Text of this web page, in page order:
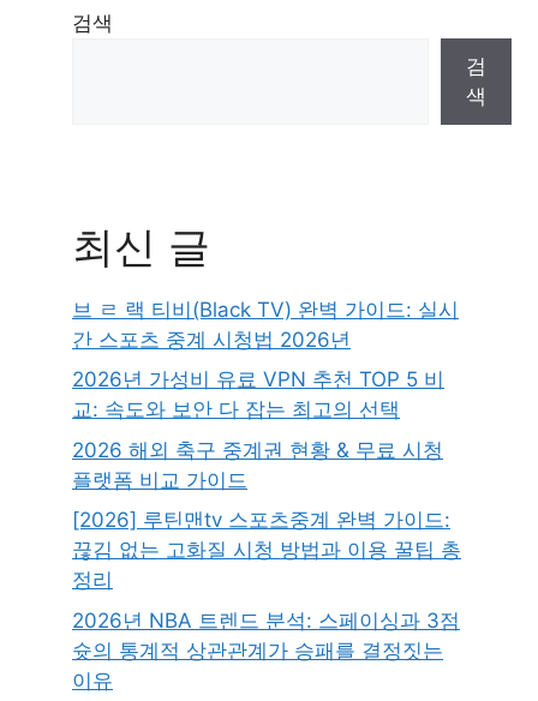
검색
검
색
최신 글
브 ㄹ 랙 티비(Black TV) 완벽 가이드: 실시
간 스포츠 중계 시청법 2026년
2026년 가성비 유료 VPN 추천 TOP 5 비
교: 속도와 보안 다 잡는 최고의 선택
2026 해외 축구 중계권 현황 & 무료 시청
플랫폼 비교 가이드
[2026] 루틴맨tv 스포츠중계 완벽 가이드:
끊김 없는 고화질 시청 방법과 이용 꿀팁 총
정리
2026년 NBA 트렌드 분석: 스페이싱과 3점
슛의 통계적 상관관계가 승패를 결정짓는
이유